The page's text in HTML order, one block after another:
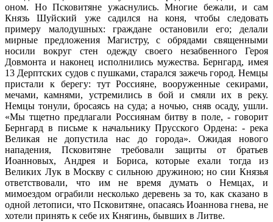
оном. Но Псковитяне ужаснулись. Многие бежали, и сам
Князь Шуйский уже садился на коня, чтобы следовать
примеру малодушных: граждане остановили его; делали
мирные предложения Магистру, с обрядами священными
носили вокруг стен одежду своего незабвенного Героя
Довмонта и наконец исполнились мужества. Бернгард, имея
13 Дерптских судов с пушками, старался зажечь город. Немцы
пристали к берегу: тут Россияне, вооруженные секирами,
мечами, камнями, устремились в бой и смяли их в реку.
Немцы тонули, бросаясь на суда; а ночью, сняв осаду, ушли.
«Мы тщетно предлагали Россиянам битву в поле, - говорит
Бернгард в письме к начальнику Прусского Ордена: - река
Великая не допустила нас до города». Ожидая нового
нападения, Псковитяне требовали защиты от братьев
Иоанновых, Андрея и Бориса, которые ехали тогда из
Великих Лук в Москву с сильною дружиною; но сии Князья
ответствовали, что им не время думать о Немцах, и
мимоездом ограбили несколько деревень за то, как сказано в
одной летописи, что Псковитяне, опасаясь Иоаннова гнева, не
хотели принять к себе их Княгинь, бывших в Литве.